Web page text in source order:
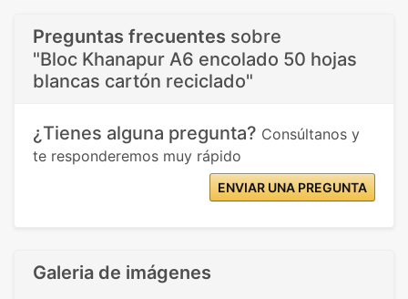
Preguntas frecuentes sobre
"Bloc Khanapur A6 encolado 50 hojas
blancas cartón reciclado"
¿Tienes alguna pregunta? Consúltanos y
te responderemos muy rápido
ENVIAR UNA PREGUNTA
Galeria de imágenes